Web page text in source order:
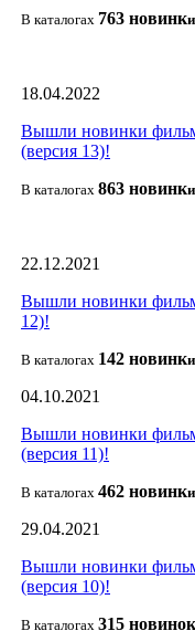
В каталогах 763 новинки
18.04.2022
Вышли новинки
(версия 13)!
В каталогах 863 новинки
22.12.2021
Вышли новинки
12)!
В каталогах 142 новинки
04.10.2021
Вышли новинки
(версия 11)!
В каталогах 462 новинки
29.04.2021
Вышли новинки
(версия 10)!
В каталогах 315 новинок